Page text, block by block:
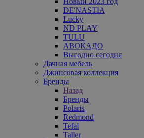
DE'NASTIA
Lucky
ND PLAY
TULU
АВОКАДО
Выгодно сегодня
Дачная мебель
Джинсовая коллекция
Бренды
Назад
Бренды
Polaris
Redmond
Tefal
Taller